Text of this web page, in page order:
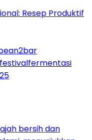
Resep Produktif
festivalfermentasi